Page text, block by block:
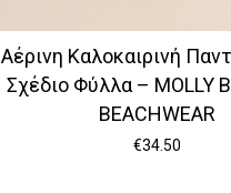
Αέρινη Καλοκαιρινή
Σχέδιο Φύλλα – MOLLY
BEACHWEAR
€34.50